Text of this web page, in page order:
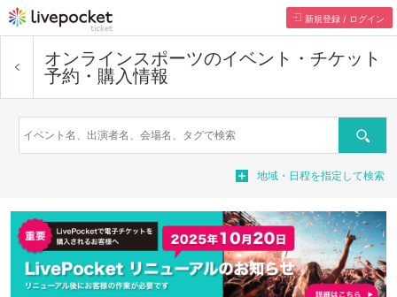
新規登録 / ログイン
オンラインスポーツのイベント・チケット
予約・購入情報
検索
地域・日程を指定して検索